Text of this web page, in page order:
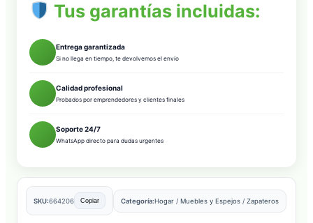
Tus garantías incluidas:
Entrega garantizada
Si no llega en tiempo, te devolvemos el envío
Calidad profesional
Probados por emprendedores y clientes finales
Soporte 24/7
WhatsApp directo para dudas urgentes
SKU:664206 Copiar Categoría:Hogar / Muebles y Espejos / Zapateros